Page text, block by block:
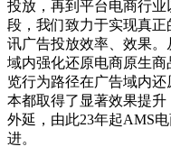
投放，再到平台电商行
段，我们致力于实现真
讯广告投放效率、效果。
域内强化还原电商原生
览行为路径在广告域内
本都取得了显著效果提
外延，由此23年起AMS
进。